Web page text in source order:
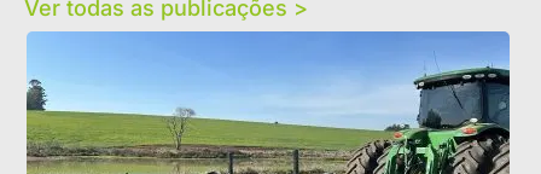
Ver todas as publicações >